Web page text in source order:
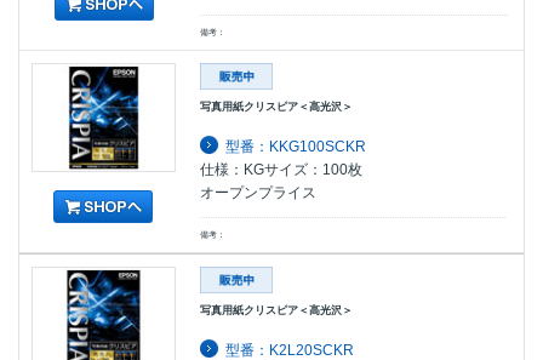
備考：
写真用紙クリスピア＜高光沢＞
型番：KKG100SCKR
仕様：KGサイズ：100枚
オープンプライス
備考：
写真用紙クリスピア＜高光沢＞
型番：K2L20SCKR